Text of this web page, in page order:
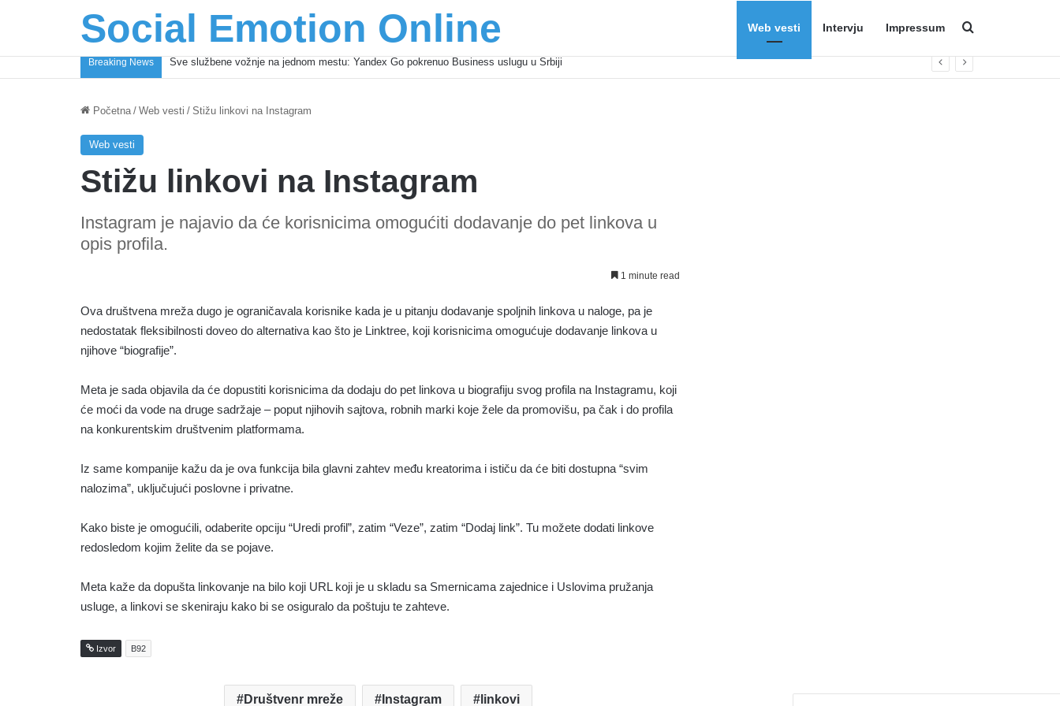
Social Emotion Online Web vesti Intervju Impressum
Breaking News Sve službene vožnje na jednom mestu: Yandex Go pokrenuo Business uslugu u Srbiji
Početna / Web vesti / Stižu linkovi na Instagram
Web vesti
Stižu linkovi na Instagram
Instagram je najavio da će korisnicima omogućiti dodavanje do pet linkova u
opis profila.
1 minute read
Ova društvena mreža dugo je ograničavala korisnike kada je u pitanju dodavanje spoljnih linkova u naloge, pa je
nedostatak fleksibilnosti doveo do alternativa kao što je Linktree, koji korisnicima omogućuje dodavanje linkova u
njihove “biografije”.
Meta je sada objavila da će dopustiti korisnicima da dodaju do pet linkova u biografiju svog profila na Instagramu, koji
će moći da vode na druge sadržaje – poput njihovih sajtova, robnih marki koje žele da promovišu, pa čak i do profila
na konkurentskim društvenim platformama.
Iz same kompanije kažu da je ova funkcija bila glavni zahtev među kreatorima i ističu da će biti dostupna “svim
nalozima”, uključujući poslovne i privatne.
Kako biste je omogućili, odaberite opciju “Uredi profil”, zatim “Veze”, zatim “Dodaj link”. Tu možete dodati linkove
redosledom kojim želite da se pojave.
Meta kaže da dopušta linkovanje na bilo koji URL koji je u skladu sa Smernicama zajednice i Uslovima pružanja
usluge, a linkovi se skeniraju kako bi se osiguralo da poštuju te zahteve.
Izvor B92
Društvenr mreže Instagram linkovi